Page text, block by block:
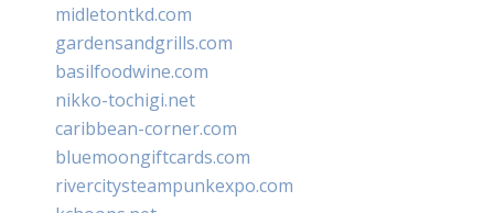
midletontkd.com
gardensandgrills.com
basilfoodwine.com
nikko-tochigi.net
caribbean-corner.com
bluemoongiftcards.com
rivercitysteampunkexpo.com